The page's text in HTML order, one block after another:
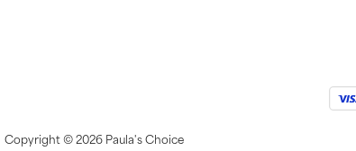
Copyright ©2026 Paula's Choice